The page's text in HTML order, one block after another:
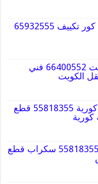
قص خرسانه وفتح كور تكييف 65932555
تظليل سيارة الكويت 66400552 فني
الكويت
قطع غيار سيارات كورية 55818355 قطع
كورية
قطع غيار كاديلاك 55818355 سكراب قطع